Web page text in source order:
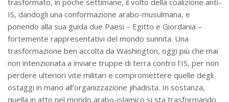
trasformato, in poche settimane, il volto della coalizione anti-
IS, dandogli una conformazione arabo-musulmana, e
ponendo alla sua guida due Paesi – Egitto e Giordania –
fortemente rappresentativi del mondo sunnita. Una
trasformazione ben accolta da Washington, oggi più che mai
non intenzionata a inviare truppe di terra contro l’IS, per non
perdere ulteriori vite militari e compromettere quelle degli
ostaggi in mano all’organizzazione jihadista. In sostanza,
quella in atto nel mondo arabo-islamico si sta trasformando